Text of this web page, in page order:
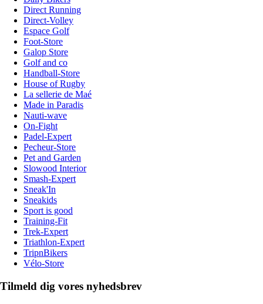
Direct Running
Direct-Volley
Espace Golf
Foot-Store
Galop Store
Golf and co
Handball-Store
House of Rugby
La sellerie de Maé
Made in Paradis
Nauti-wave
On-Fight
Padel-Expert
Pecheur-Store
Pet and Garden
Slowood Interior
Smash-Expert
Sneak'In
Sneakids
Sport is good
Training-Fit
Trek-Expert
Triathlon-Expert
TripnBikers
Vélo-Store
Tilmeld dig vores nyhedsbrev